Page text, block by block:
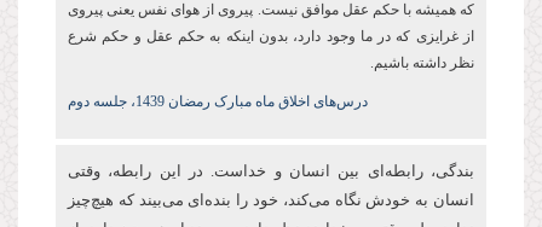
که همیشه با حکم عقل موافق نیست. پیروی از هوای نفس یعنی پیروی
از غرایزی که در ما وجود دارد، بدون اینکه به حکم عقل و حکم شرع
نظر داشته باشیم.
درس‌های اخلاق ماه مبارک رمضان 1439، جلسه دوم
بندگی، رابطه‌ای بین انسان و خداست. در این رابطه، وقتی
انسان به خودش نگاه می‌کند، خود را بنده‌ای می‌بیند که هیچ‌چیز